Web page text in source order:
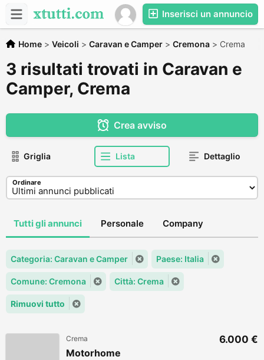
Inserisci un annuncio
Home > Veicoli > Caravan e Camper > Cremona > Crema
3 risultati trovati in Caravan e
Camper, Crema
Crea avviso
Griglia Lista Dettaglio
Ordinare
Tutti gli annunci Personale Company
Categoria: Caravan e Camper Paese: Italia
Comune: Cremona Città: Crema
Rimuovi tutto
Crema
Motorhome
6.000 €